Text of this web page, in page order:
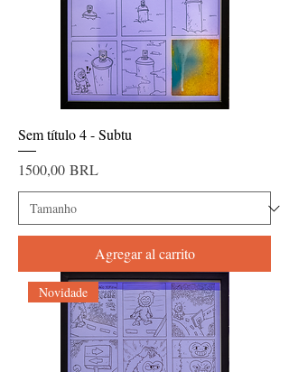
Sem título 4 - Subtu
Precio
1500,00 BRL
Agregar al carrito
Novidade